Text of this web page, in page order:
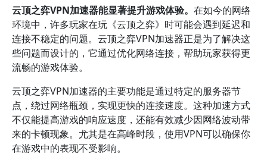
云顶之弈VPN加速器能显著提升游戏体验。 在如今的网络
环境中，许多玩家在玩《云顶之弈》时可能会遇到延迟和
连接不稳定的问题。云顶之弈VPN加速器正是为了解决这
些问题而设计的，它通过优化网络连接，帮助玩家获得更
流畅的游戏体验。
云顶之弈VPN加速器的主要功能是通过特定的服务器节
点，绕过网络瓶颈，实现更快的连接速度。这种加速方式
不仅能提高游戏的响应速度，还能有效减少因网络波动带
来的卡顿现象。尤其是在高峰时段，使用VPN可以确保你
在游戏中的表现不受影响。